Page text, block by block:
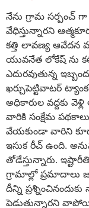
నేను గ్రామ సర్పంచ్
వేధిస్తున్నారని
కత్తి లావణ్య ఆవేదన
యువనేత లోకేష్ ను
ఎదురవుతున్న
ఖర్చుపెట్టివాటర్
అధికారుల వద్దకు
వారికి సంక్షేమ
వేయకుండా వారిని
ఇసుక రీచ్ ఉంది.
తోడేస్తున్నారు.
గ్రామాల్లో ప్రమాదాలు
దీన్ని
పెడుతున్నారని